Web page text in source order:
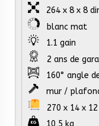
264 x 8 x 8
blanc mat
1.1 gain
2 ans de
160° angle
mur /
270 x 14 x
10,5 kg